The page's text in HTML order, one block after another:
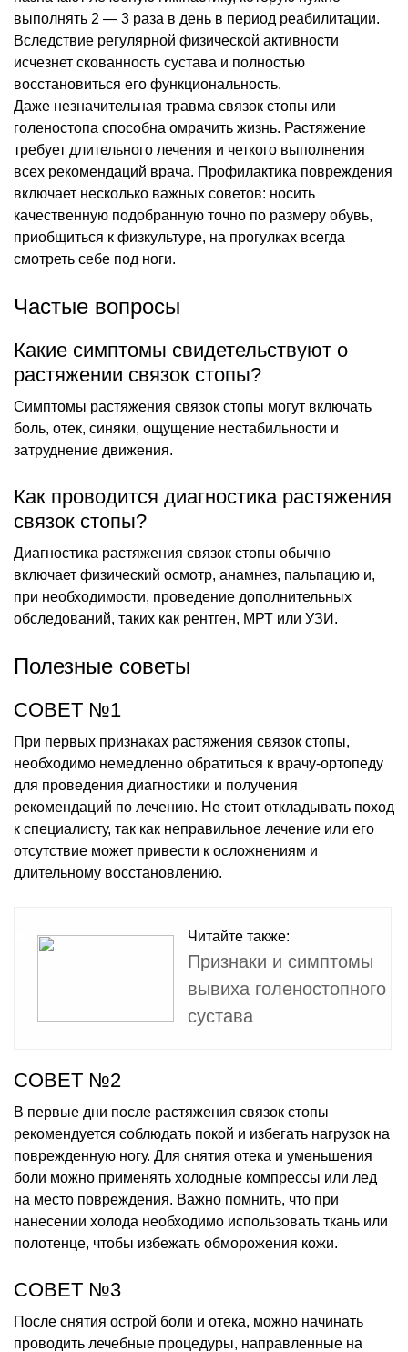
выполнять 2 — 3 раза в день в период реабилитации.
Вследствие регулярной физической активности
исчезнет скованность сустава и полностью
восстановиться его функциональность.
Даже незначительная травма связок стопы или
голеностопа способна омрачить жизнь. Растяжение
требует длительного лечения и четкого выполнения
всех рекомендаций врача. Профилактика повреждения
включает несколько важных советов: носить
качественную подобранную точно по размеру обувь,
приобщиться к физкультуре, на прогулках всегда
смотреть себе под ноги.
Частые вопросы
Какие симптомы свидетельствуют о
растяжении связок стопы?
Симптомы растяжения связок стопы могут включать
боль, отек, синяки, ощущение нестабильности и
затруднение движения.
Как проводится диагностика растяжения
связок стопы?
Диагностика растяжения связок стопы обычно
включает физический осмотр, анамнез, пальпацию и,
при необходимости, проведение дополнительных
обследований, таких как рентген, МРТ или УЗИ.
Полезные советы
СОВЕТ №1
При первых признаках растяжения связок стопы,
необходимо немедленно обратиться к врачу-ортопеду
для проведения диагностики и получения
рекомендаций по лечению. Не стоит откладывать поход
к специалисту, так как неправильное лечение или его
отсутствие может привести к осложнениям и
длительному восстановлению.
Читайте также:
Признаки и симптомы
вывиха голеностопного
сустава
СОВЕТ №2
В первые дни после растяжения связок стопы
рекомендуется соблюдать покой и избегать нагрузок на
поврежденную ногу. Для снятия отека и уменьшения
боли можно применять холодные компрессы или лед
на место повреждения. Важно помнить, что при
нанесении холода необходимо использовать ткань или
полотенце, чтобы избежать обморожения кожи.
СОВЕТ №3
После снятия острой боли и отека, можно начинать
проводить лечебные процедуры, направленные на